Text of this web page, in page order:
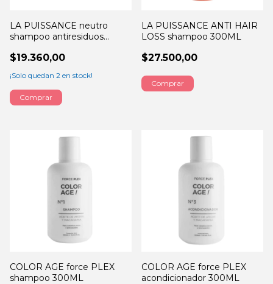
LA PUISSANCE neutro
shampoo antiresiduos
$19.360,00
¡Solo quedan 2 en stock!
LA PUISSANCE ANTI HAIR
LOSS shampoo 300ML
$27.500,00
COLOR AGE force PLEX
shampoo 300ML
COLOR AGE force PLEX
acondicionador 300ML